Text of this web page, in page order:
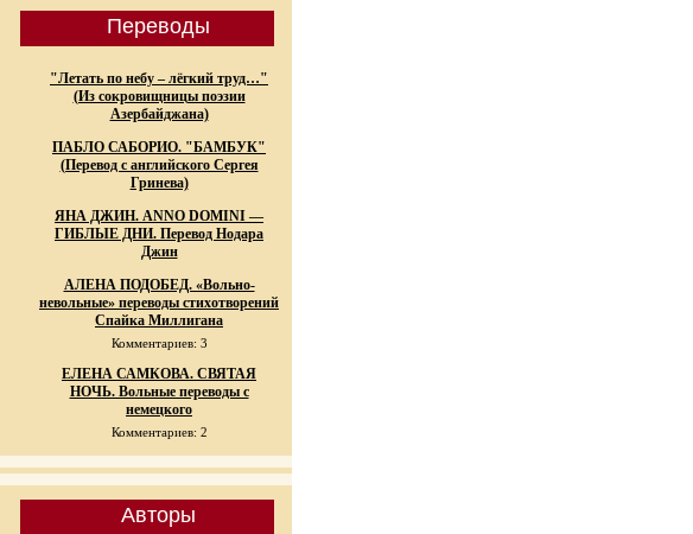
Переводы
"Летать по небу – лёгкий труд…"
(Из сокровищницы поэзии
Азербайджана)
ПАБЛО САБОРИО. "БАМБУК"
(Перевод с английского Сергея
Гринева)
ЯНА ДЖИН. ANNO DOMINI —
ГИБЛЫЕ ДНИ. Перевод Нодара
Джин
АЛЕНА ПОДОБЕД. «Вольно-
невольные» переводы стихотворений
Спайка Миллигана
Комментариев: 3
ЕЛЕНА САМКОВА. СВЯТАЯ
НОЧЬ. Вольные переводы с
немецкого
Комментариев: 2
Авторы